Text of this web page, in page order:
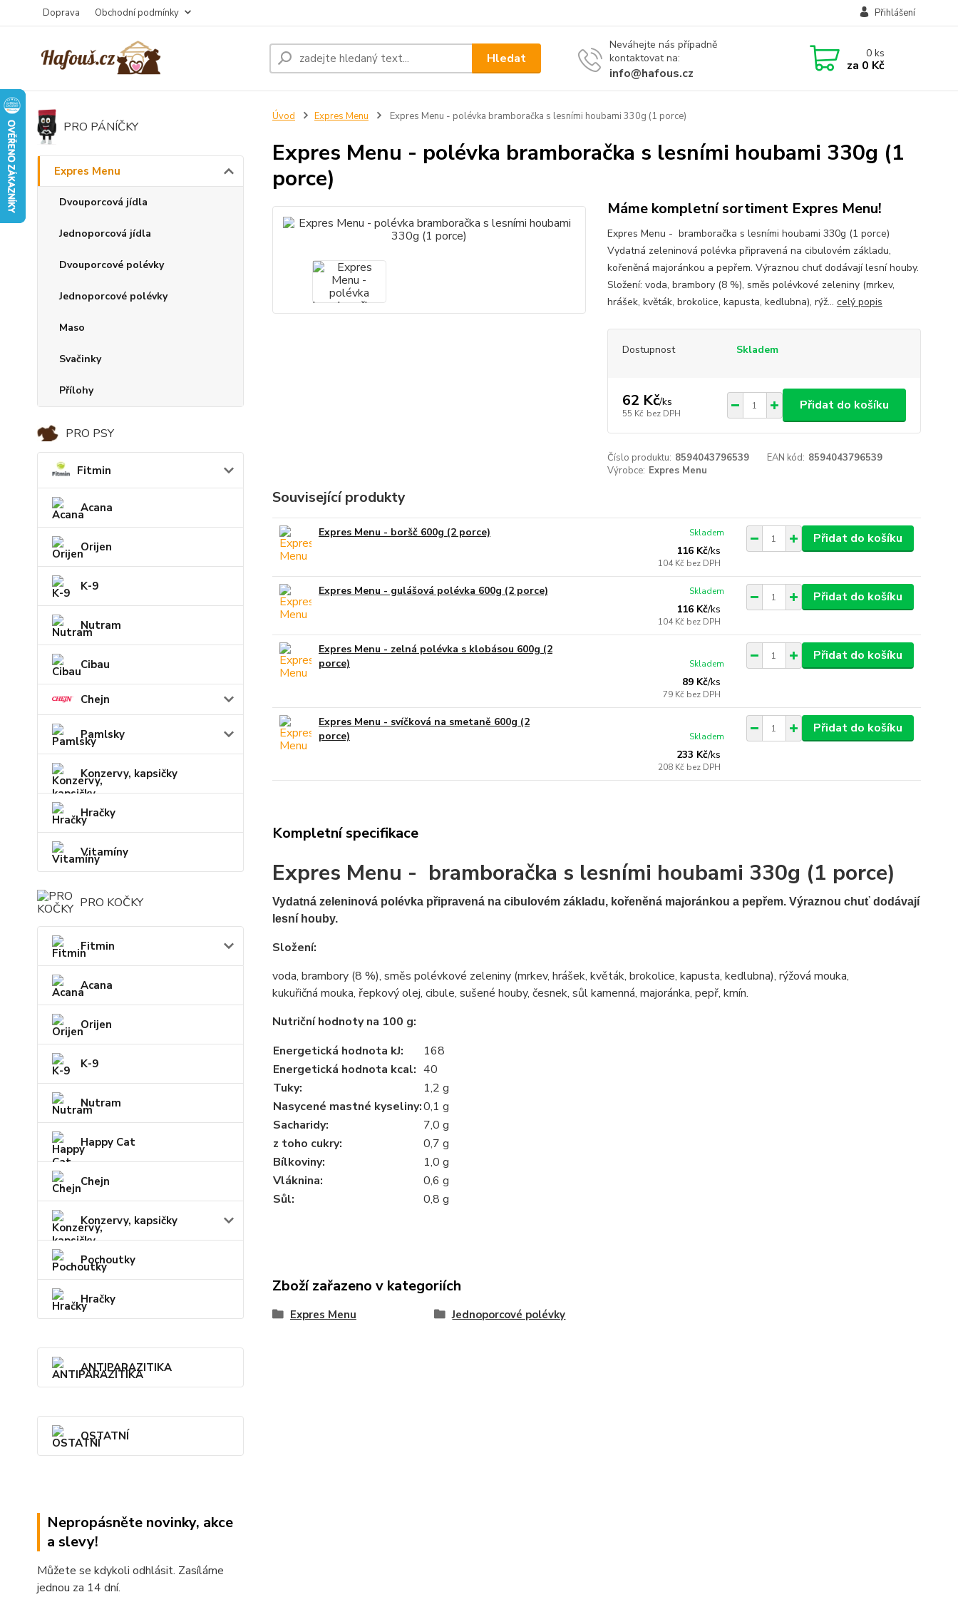
Doprava Obchodní podmínky Přihlášení
Hledat
Neváhejte nás případně
kontaktovat na:
info@hafous.cz
0ks
za 0 Kč
PRO PÁNÍČKY
Expres Menu
Dvouporcová jídla
Jednoporcová jídla
Dvouporcové polévky
Jednoporcové polévky
Maso
Svačinky
Přílohy
PRO PSY
Fitmin
Acana
Orijen
K-9
Nutram
Cibau
Chejn
Pamlsky
Konzervy, kapsičky
Hračky
Vitamíny
PRO KOČKY
Fitmin
Acana
Orijen
K-9
Nutram
Happy Cat
Chejn
Konzervy, kapsičky
Pochoutky
Hračky
ANTIPARAZITIKA
OSTATNÍ
Nepropásněte novinky, akce
a slevy!
Můžete se kdykoli odhlásit. Zasíláme
jednou za 14 dní.
Úvod Expres Menu Expres Menu - polévka bramboračka s lesními houbami 330g (1 porce)
Expres Menu - polévka bramboračka s lesními houbami 330g (1
porce)
Máme kompletní sortiment Expres Menu!
Expres Menu - bramboračka s lesními houbami 330g (1 porce)
Vydatná zeleninová polévka připravená na cibulovém základu,
kořeněná majoránkou a pepřem. Výraznou chuť dodávají lesní houby.
Složení: voda, brambory (8 %), směs polévkové zeleniny (mrkev,
hrášek, květák, brokolice, kapusta, kedlubna), rýž... celý popis
Dostupnost Skladem
62 Kč/ks
55 Kč bez DPH
Přidat do košíku
Číslo produktu: 8594043796539 EAN kód: 8594043796539
Výrobce: Expres Menu
Související produkty
Expres Menu - boršč 600g (2 porce)
116 Kč/ks
104 Kč bez DPH
Skladem Přidat do košíku
Expres Menu - gulášová polévka 600g (2 porce)
116 Kč/ks
104 Kč bez DPH
Skladem Přidat do košíku
Expres Menu - zelná polévka s klobásou 600g (2
porce)
89 Kč/ks
79 Kč bez DPH
Skladem
Přidat do košíku
Expres Menu - svíčková na smetaně 600g (2
porce)
233 Kč/ks
208 Kč bez DPH
Skladem
Přidat do košíku
Kompletní specifikace
Expres Menu - bramboračka s lesními houbami 330g (1 porce)
Vydatná zeleninová polévka připravená na cibulovém základu, kořeněná majoránkou a pepřem. Výraznou chuť dodávají
lesní houby.
Složení:
voda, brambory (8 %), směs polévkové zeleniny (mrkev, hrášek, květák, brokolice, kapusta, kedlubna), rýžová mouka,
kukuřičná mouka, řepkový olej, cibule, sušené houby, česnek, sůl kamenná, majoránka, pepř, kmín.
Nutriční hodnoty na 100 g:
Energetická hodnota kJ:
168
Energetická hodnota kcal: 40
Tuky:
1,2 g
Nasycené mastné kyseliny:0,1 g
Sacharidy:
7,0 g
z toho cukry:
0,7 g
Bílkoviny:
1,0 g
Vláknina:
0,6 g
Sůl: 0,8 g
Zboží zařazeno v kategoriích
Expres Menu Jednoporcové polévky